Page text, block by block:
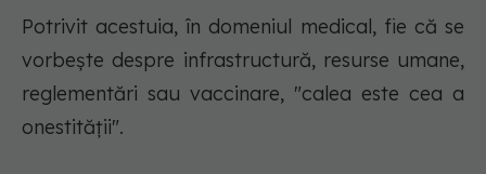
Potrivit acestuia, în domeniul medical, fie că se
vorbeşte despre infrastructură, resurse umane,
reglementări sau vaccinare, "calea este cea a
onestităţii".